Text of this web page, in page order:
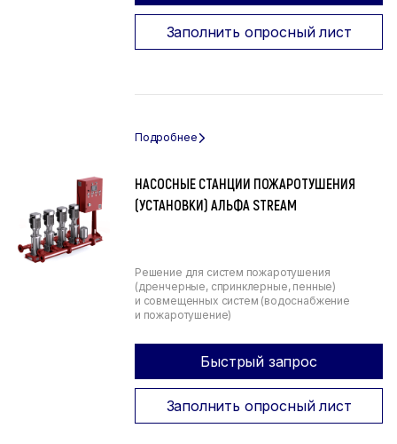
Заполнить опросный лист
НАСОСНЫЕ СТАНЦИИ ПОЖАРОТУШЕНИЯ
(УСТАНОВКИ) АЛЬФА STREAM
Решение для систем пожаротушения
(дренчерные, спринклерные, пенные)
и совмещенных систем (водоснабжение
и пожаротушение)
Быстрый запрос
Заполнить опросный лист